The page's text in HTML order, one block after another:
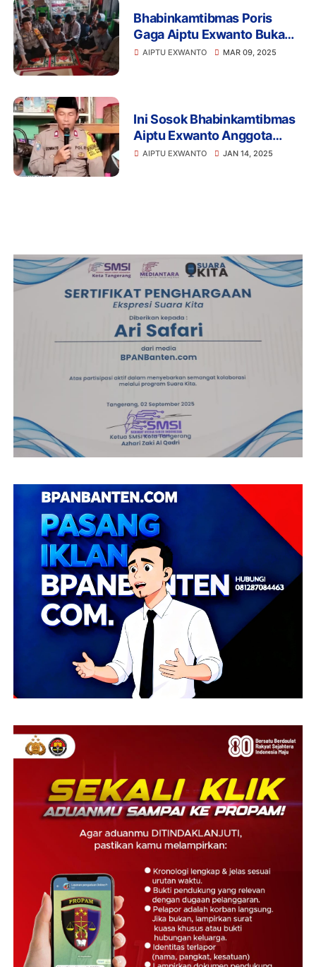
Bhabinkamtibmas Poris
Gaga Aiptu Exwanto Buka
Bersama Anak- anak
AIPTU EXWANTO MAR 09, 2025
Ini Sosok Bhabinkamtibmas
Aiptu Exwanto Anggota
Polsek Batuceper
AIPTU EXWANTO JAN 14, 2025